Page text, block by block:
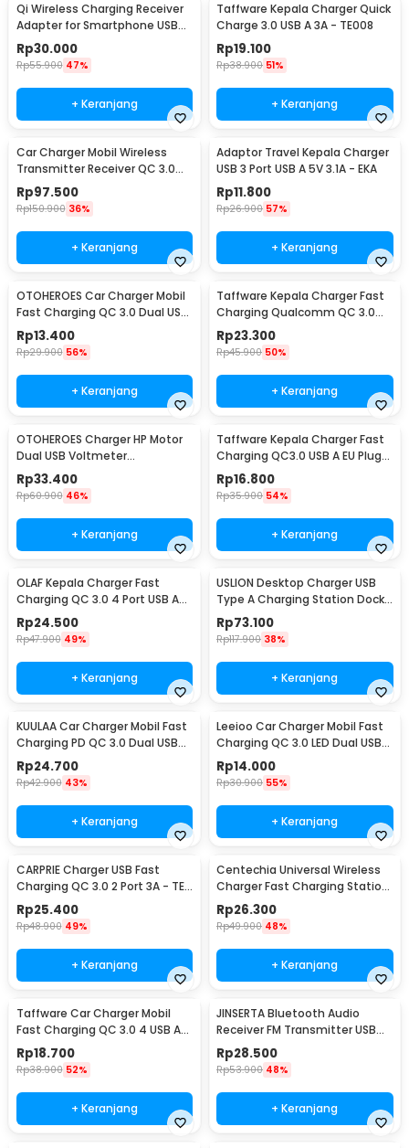
Qi Wireless Charging Receiver
Adapter for Smartphone USB
Type C - P9
Rp30.000
Rp55.900 47%
+ Keranjang
Taffware Kepala Charger Quick
Charge 3.0 USB A 3A - TE008
Rp19.100
Rp38.900 51%
+ Keranjang
Car Charger Mobil Wireless
Transmitter Receiver QC 3.0
Dual USB 3.1A - HY-82
Rp97.500
Rp150.900 36%
+ Keranjang
Adaptor Travel Kepala Charger
USB 3 Port USB A 5V 3.1A - EKA
Rp11.800
Rp26.900 57%
+ Keranjang
OTOHEROES Car Charger Mobil
Fast Charging QC 3.0 Dual USB
3.1A 30W - DC-681
Rp13.400
Rp29.900 56%
+ Keranjang
Taffware Kepala Charger Fast
Charging Qualcomm QC 3.0
USB 3 Port USB - AR-QC-03
Rp23.300
Rp45.900 50%
+ Keranjang
OTOHEROES Charger HP Motor
Dual USB Voltmeter
Waterproof 4.2A - Y451
Rp33.400
Rp60.900 46%
+ Keranjang
Taffware Kepala Charger Fast
Charging QC3.0 USB A EU Plug
3A 18W - TE-007
Rp16.800
Rp35.900 54%
+ Keranjang
OLAF Kepala Charger Fast
Charging QC 3.0 4 Port USB A
48 W - BK-376
Rp24.500
Rp47.900 49%
+ Keranjang
USLION Desktop Charger USB
Type A Charging Station Dock
5 Port 4A - US04
Rp73.100
Rp117.900 38%
+ Keranjang
KUULAA Car Charger Mobil Fast
Charging PD QC 3.0 Dual USB
1.67A 20W - A318
Rp24.700
Rp42.900 43%
+ Keranjang
Leeioo Car Charger Mobil Fast
Charging QC 3.0 LED Dual USB
Port 2.4A - LE001
Rp14.000
Rp30.900 55%
+ Keranjang
CARPRIE Charger USB Fast
Charging QC 3.0 2 Port 3A - TE-
820
Rp25.400
Rp48.900 49%
+ Keranjang
Centechia Universal Wireless
Charger Fast Charging Station
Base 2A 10W - K8
Rp26.300
Rp49.900 48%
+ Keranjang
Taffware Car Charger Mobil
Fast Charging QC 3.0 4 USB A
Port 7A 35W - BK-358
Rp18.700
Rp38.900 52%
+ Keranjang
JINSERTA Bluetooth Audio
Receiver FM Transmitter USB
Charger - X8
Rp28.500
Rp53.900 48%
+ Keranjang